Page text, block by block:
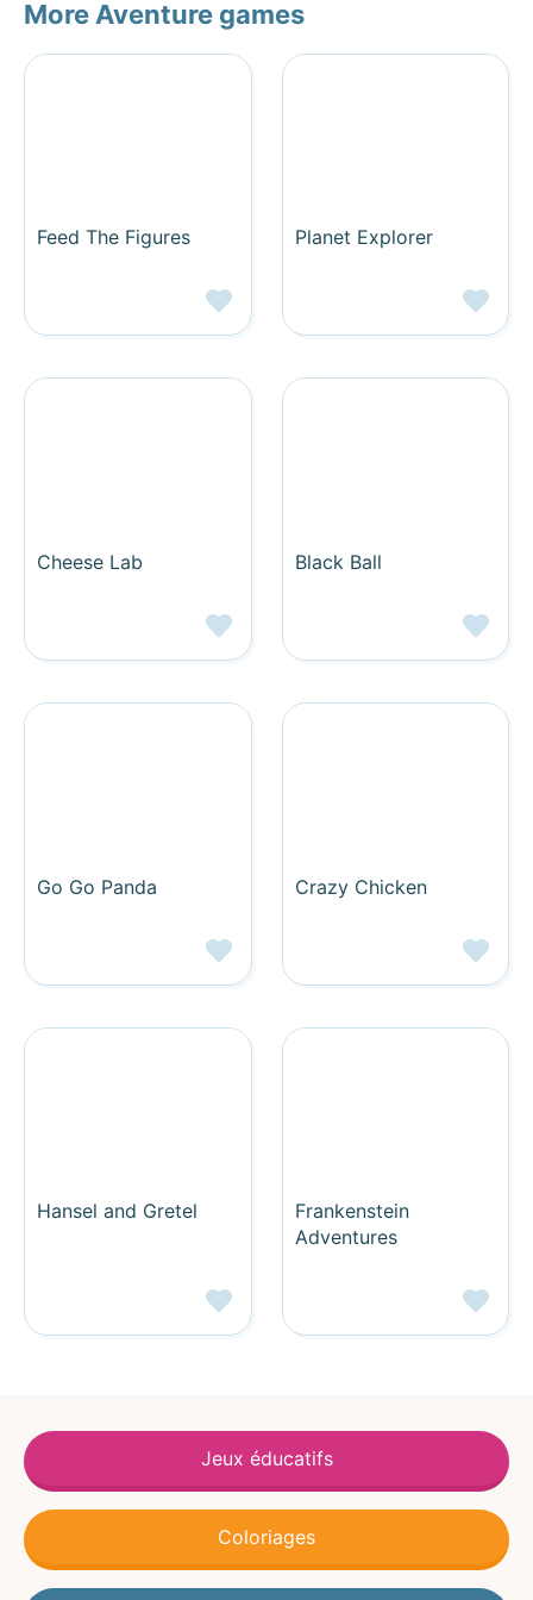
More Aventure games
Feed The Figures Planet Explorer
Cheese Lab Black Ball
Go Go Panda Crazy Chicken
Hansel and Gretel
Frankenstein
Adventures
Jeux éducatifs
Coloriages